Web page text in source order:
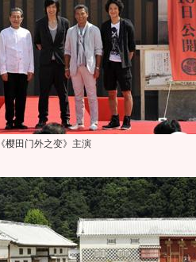
《樱田门外之变》主演